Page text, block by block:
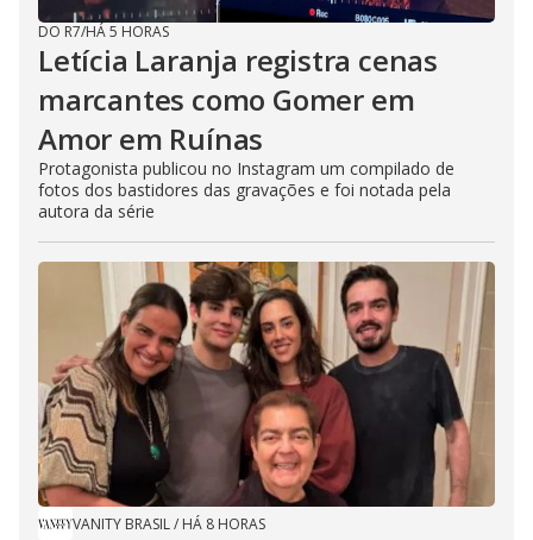
DO R7/HÁ 5 HORAS
Letícia Laranja registra cenas
marcantes como Gomer em
Amor em Ruínas
Protagonista publicou no Instagram um compilado de
fotos dos bastidores das gravações e foi notada pela
autora da série
VANITY BRASIL/ HÁ 8 HORAS